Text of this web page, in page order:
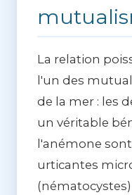
La relation
l'un des
de la mer : les
un véritable
l'anémone
urticantes
(nématocystes